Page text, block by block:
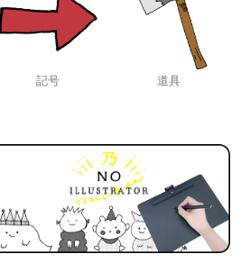
記号 道具